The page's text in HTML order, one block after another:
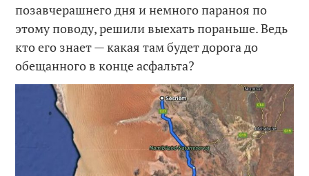
позавчерашнего дня и немного параноя по
этому поводу, решили выехать пораньше. Ведь
кто его знает — какая там будет дорога до
обещанного в конце асфальта?